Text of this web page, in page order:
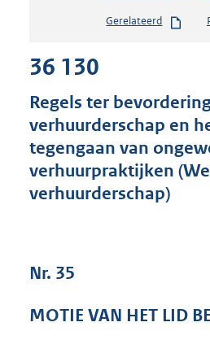
Gerelateerd
36 130
Regels ter
verhuurderschap en
tegengaan van
verhuurpraktijken
verhuurderschap)
Nr. 35
MOTIE VAN HET LID